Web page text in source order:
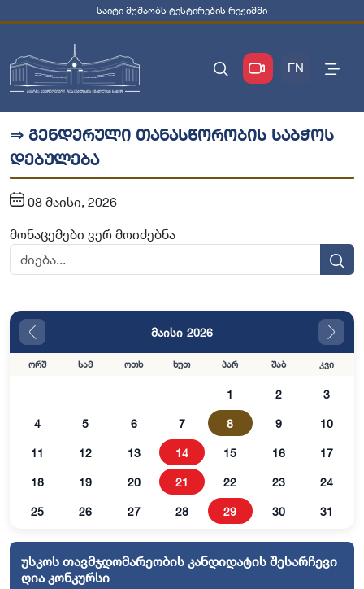
საიტი მუშაობს ტესტირების რეჟიმში
EN
⇒ გენდერული თანასწორობის საბჭოს
დებულება
08 მაისი, 2026
მონაცემები ვერ მოიძებნა
მაისი 2026
ორშ სამ ოთხ ხუთ პარ შაბ კვი
1 2 3
4 5 6 7 8 9 10
11 12 13 14 15 16 17
18 19 20 21 22 23 24
25 26 27 28 29 30 31
უსკოს თავმჯდომარეობის კანდიდატის შესარჩევი
ღია კონკურსი